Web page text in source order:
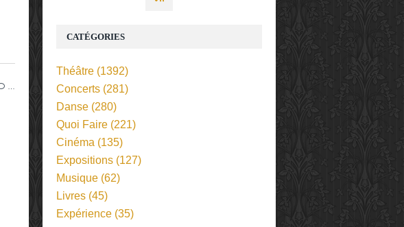
CATÉGORIES
Théâtre (1392)
Concerts (281)
Danse (280)
Quoi Faire (221)
Cinéma (135)
Expositions (127)
Musique (62)
Livres (45)
Expérience (35)